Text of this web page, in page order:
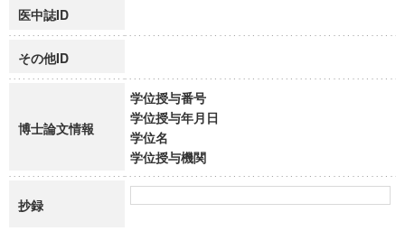
医中誌ID
その他ID
博士論文情報
学位授与番号
学位授与年月日
学位名
学位授与機関
抄録